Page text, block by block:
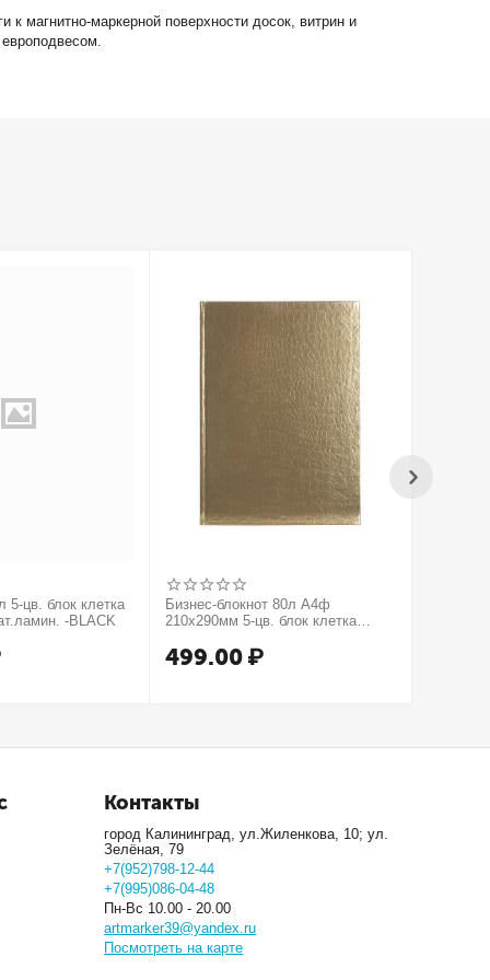
магнитно-маркерной поверхности досок, витрин и
5-цв. блок клетка
-BLACK
Бизнес-блокнот 80л А4ф
210х290мм 5-цв. блок клетка
МЕТАЛЛИК серия Золото
499.00 ₽
Контакты
город Калининград, ул.Жиленкова, 10; ул.
Зелёная, 79
+7(952)798-12-44
+7(995)086-04-48
Пн-Вс 10.00 - 20.00
artmarker39@yandex.ru
Посмотреть на карте